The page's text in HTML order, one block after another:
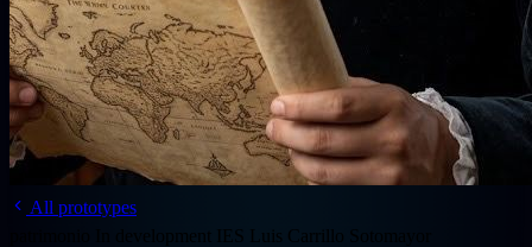
All prototypes
In development IES Luis Carrillo Sotomayor